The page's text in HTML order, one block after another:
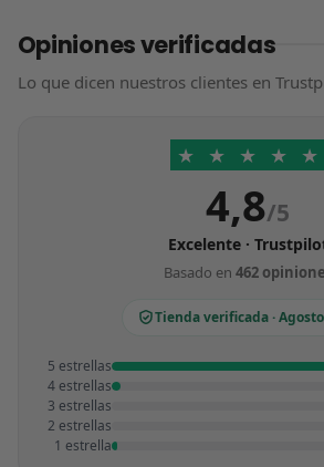
Opiniones verificadas
Lo que dicen nuestros clientes en
★ ★ ★ ★ ★
4,8/5
Excelente ·
Basado en 462
Tienda verificada ·
5 estrellas
4 estrellas
3 estrellas
2 estrellas
1 estrella